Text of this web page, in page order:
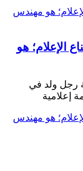
الإعلام؛ هو
رجل ولد في